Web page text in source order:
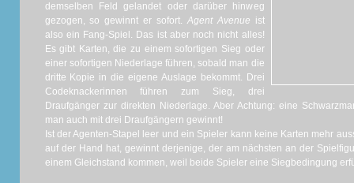
demselben Feld gelandet oder darüber hinweg
gezogen, so gewinnt er sofort. Agent Avenue ist
also ein Fang-Spiel. Das ist aber noch nicht alles!
Es gibt Karten, die zu einem sofortigen Sieg oder
einer sofortigen Niederlage führen, sobald man die
dritte Kopie in die eigene Auslage bekommt. Drei
Codeknackerinnen führen zum Sieg, drei
Draufgänger zur direkten Niederlage. Aber Achtung: eine
man auch mit drei Draufgängern gewinnt!
Ist der Agenten-Stapel leer und ein Spieler kann keine Karten mehr
auf der Hand hat, gewinnt derjenige, der am nächsten an der
einem Gleichstand kommen, weil beide Spieler eine Siegbedingung